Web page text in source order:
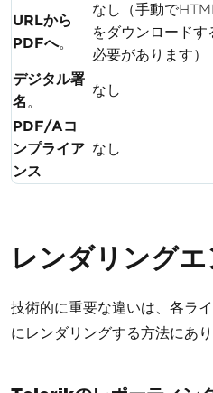
URLから
PDFへ。
なし（手動でHTML
をダウンロードす
必要があります）
デジタル署
名 。
なし
PDF/Aコ
ンプライア
ンス
なし
レンダリング
技術的に重要な違いは、各ラ
にレンダリングする方法にあり